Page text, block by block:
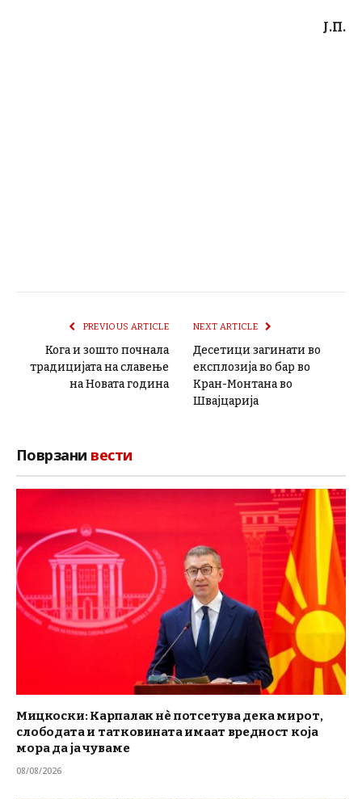
Ј.П.
PREVIOUS ARTICLE
Кога и зошто почнала
традицијата на славење
на Новата година
NEXT ARTICLE
Десетици загинати во
експлозија во бар во
Кран-Монтана во
Швајцарија
Поврзани вести
Мицкоски: Карпалак нè потсетува дека мирот,
слободата и татковината имаат вредност која
мора да ја чуваме
08/08/2026